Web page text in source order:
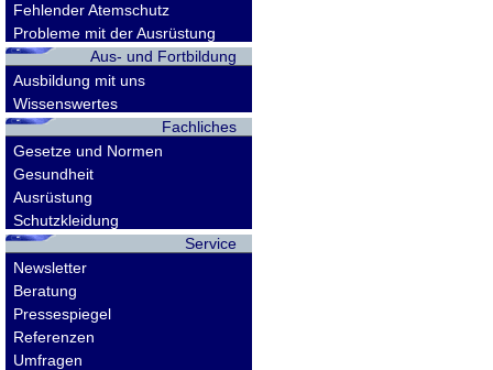
Fehlender Atemschutz
Probleme mit der Ausrüstung
Aus- und Fortbildung
Ausbildung mit uns
Wissenswertes
Fachliches
Gesetze und Normen
Gesundheit
Ausrüstung
Schutzkleidung
Service
Newsletter
Beratung
Pressespiegel
Referenzen
Umfragen